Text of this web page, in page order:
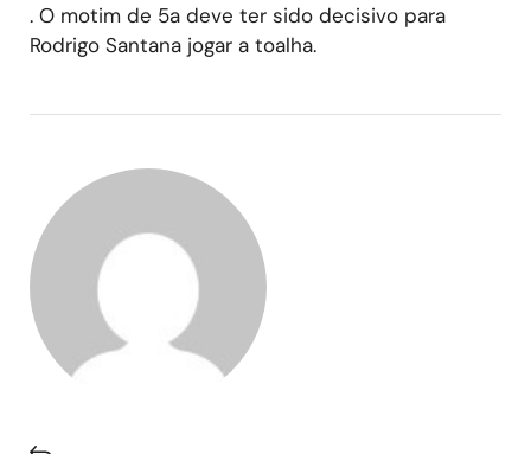
. O motim de 5a deve ter sido decisivo para
Rodrigo Santana jogar a toalha.